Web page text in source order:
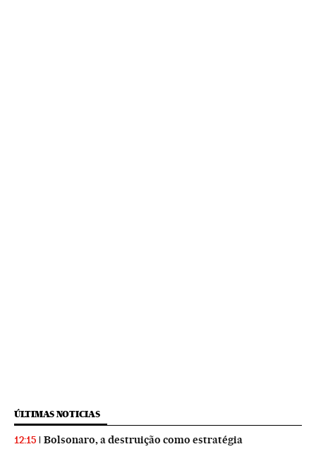
ÚLTIMAS NOTICIAS
12:15 Bolsonaro, a destruição como estratégia